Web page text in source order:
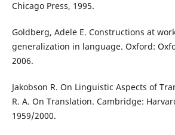
Chicago Press, 1995.
Goldberg, Adele E. Constructions at
generalization in language. Oxford:
2006.
Jakobson R. On Linguistic Aspects of
R. A. On Translation. Cambridge:
1959/2000.